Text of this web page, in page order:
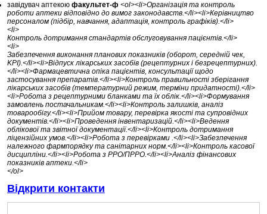
завідувач аптекою факультет-ф <ol><li>Організація та контроль
роботи аптеки відповідно до вимог законодавств.</li><li>Керівництво
персоналом (підбір, навчання, адаптація, контроль графіків).</li>
<li>
Контроль дотримання стандартів обслуговування пацієнтів.</li>
<li>
Забезпечення виконання планових показників (оборот, середній чек,
KPI).</li><li>Відпуск лікарських засобів (рецептурних і безрецептурних).
</li><li>Фармацевтична опіка пацієнтів, консультації щодо
застосування препаратів.</li><li>Контроль правильності зберігання
лікарських засобів (температурний режим, терміни придатності).</li>
<li>Робота з рецептурними бланками та їх облік.</li><li>Формування
замовлень постачальникам.</li><li>Контроль залишків, аналіз
товарообігу.</li><li>Прийом товару, перевірка якості та супровідних
документів.</li><li>Проведення інвентаризацій.</li><li>Ведення
облікової та звітної документації.</li><li>Контроль дотримання
ліцензійних умов.</li><li>Робота з перевірками .</li><li>Забезпечення
належного фармпорядку та санітарних норм.</li><li>Контроль касової
дисципліни.</li><li>Робота з РРО/ПРРО.</li><li>Аналіз фінансових
показників аптеки.</li>
</ol>
Відкрити контакти